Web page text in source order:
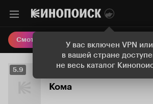
У вас включен VPN или
в вашей стране
не весь каталог
Смотреть кино Онлайн-
Рейтинг
Кинопоиска
5.9
Кома